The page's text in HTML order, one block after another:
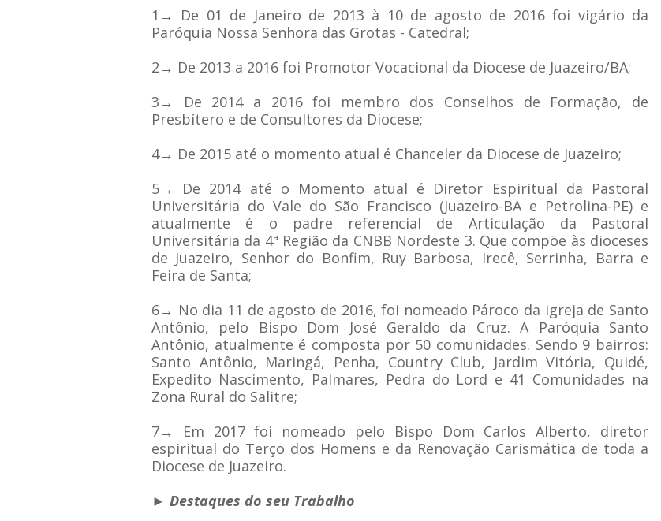
1→ De 01 de Janeiro de 2013 à 10 de agosto de 2016 foi vigário da
Paróquia Nossa Senhora das Grotas - Catedral;
2→ De 2013 a 2016 foi Promotor Vocacional da Diocese de Juazeiro/BA;
3→
De 2014 a 2016 foi membro dos Conselhos de Formação, de
Presbítero e de Consultores da Diocese;
4→ De 2015 até o momento atual é Chanceler da Diocese de Juazeiro;
5→
De 2014 até o Momento atual é Diretor Espiritual da Pastoral
Universitária do Vale do São Francisco (Juazeiro-BA e Petrolina-PE) e
atualmente é o padre referencial de Articulação da Pastoral
Universitária da 4ª Região da CNBB Nordeste 3. Que compõe às dioceses
de Juazeiro, Senhor do Bonfim, Ruy Barbosa, Irecê, Serrinha, Barra e
Feira de Santa;
6→ No dia 11 de agosto de 2016, foi nomeado Pároco da igreja de Santo
Antônio, pelo Bispo Dom José Geraldo da Cruz. A Paróquia Santo
Antônio, atualmente é composta por 50 comunidades. Sendo 9 bairros:
Santo Antônio, Maringá, Penha, Country Club, Jardim Vitória, Quidé,
Expedito Nascimento, Palmares, Pedra do Lord e 41 Comunidades na
Zona Rural do Salitre;
7→
Em 2017 foi nomeado pelo Bispo Dom Carlos Alberto, diretor
espiritual do Terço dos Homens e da Renovação Carismática de toda a
Diocese de Juazeiro.
► Destaques do seu Trabalho